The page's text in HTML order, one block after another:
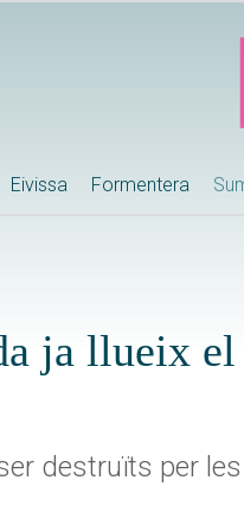
Eivissa Formentera
ja llueix
destruïts per